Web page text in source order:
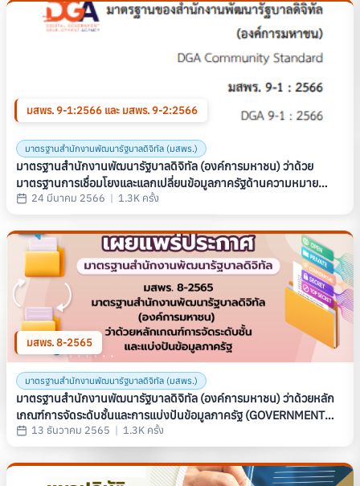
มสพร. 9-1:2566 และ มสพร. 9-2:2566
มาตรฐานสำนักงานพัฒนารัฐบาลดิจิทัล (มสพร.)
มาตรฐานสํานักงานพัฒนารัฐบาลดิจิทัล (องค์การมหาชน) ว่าด้วย
มาตรฐานการเชื่อมโยงและแลกเปลี่ยนข้อมูลภาครัฐด้านความหมาย
ข้อมูล เรื่อง ข้อมูล สถานที่-ที่อยู่ (THAILAND GOVERNMENT
PART 3-1: LOCATION- ADDRESS DATA) (มสพร. 9-1:2566) และ
เรื่อง ข้อมูลสถานที่-ภูมิสารสนเทศ (PART 3-2: LOCATION-
GEOSPATIAL DATA) (มสพร. 9-2:2566)
24 มีนาคม 2566 | 1.3K ครั้ง
มสพร. 8-2565
มาตรฐานสำนักงานพัฒนารัฐบาลดิจิทัล (มสพร.)
มาตรฐานสำนักงานพัฒนารัฐบาลดิจิทัล (องค์การมหาชน) ว่าด้วยหลัก
เกณฑ์การจัดระดับชั้นและการแบ่งปันข้อมูลภาครัฐ (GOVERNMENT
DATA CLASSIFICATION AND DATA SHARING FRAMEWORK)
(มสพร. 8-2565)
13 ธันวาคม 2565 | 1.3K ครั้ง